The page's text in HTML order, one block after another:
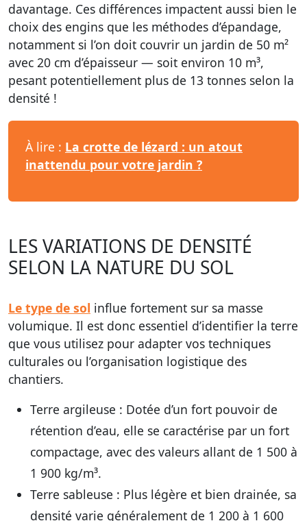
davantage. Ces différences impactent aussi bien le
choix des engins que les méthodes d’épandage,
notamment si l’on doit couvrir un jardin de 50 m²
avec 20 cm d’épaisseur — soit environ 10 m³,
pesant potentiellement plus de 13 tonnes selon la
densité !
À lire : La crotte de lézard : un atout
inattendu pour votre jardin ?
LES VARIATIONS DE DENSITÉ
SELON LA NATURE DU SOL
Le type de sol influe fortement sur sa masse
volumique. Il est donc essentiel d’identifier la terre
que vous utilisez pour adapter vos techniques
culturales ou l’organisation logistique des
chantiers.
Terre argileuse : Dotée d’un fort pouvoir de
rétention d’eau, elle se caractérise par un fort
compactage, avec des valeurs allant de 1 500 à
1 900 kg/m³.
Terre sableuse : Plus légère et bien drainée, sa
densité varie généralement de 1 200 à 1 600